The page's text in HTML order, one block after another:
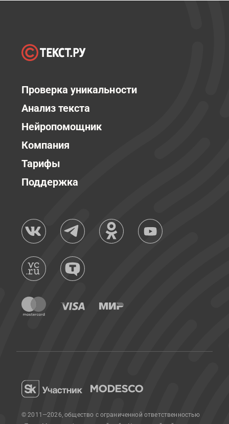
Проверка уникальности
Анализ текста
Нейропомощник
Компания
Тарифы
Поддержка
© 2011—2026, общество с ограниченной ответственностью